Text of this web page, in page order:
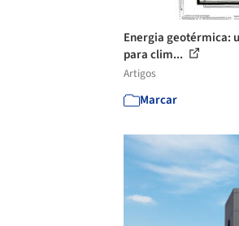
Energia geotérmica:
para clim...
Artigos
Marcar